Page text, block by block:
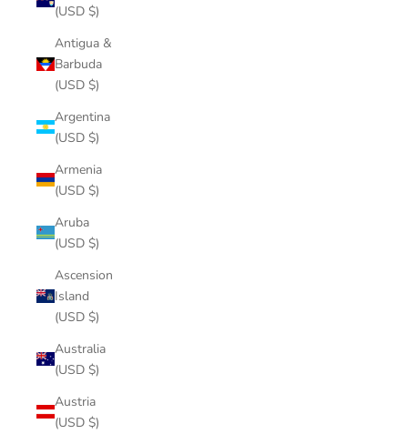
(USD $)
Antigua &
Barbuda
(USD $)
Argentina
(USD $)
Armenia
(USD $)
Aruba
(USD $)
Ascension
Island
(USD $)
Australia
(USD $)
Austria
(USD $)